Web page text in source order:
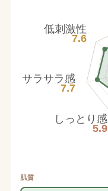
しっとり感
5.9
サラサラ感
7.7
低刺激性
7.6
肌質